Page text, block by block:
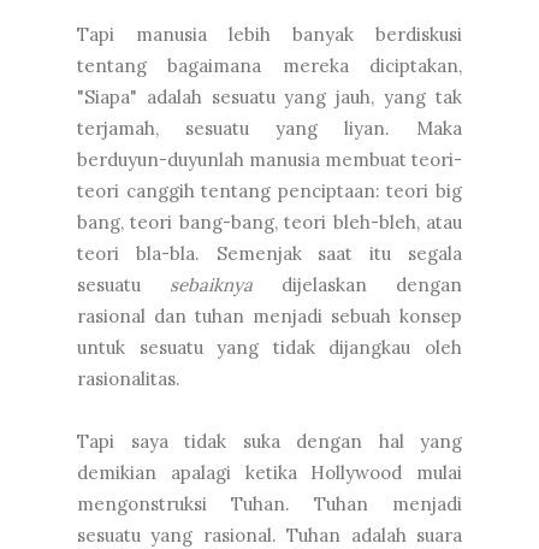
Tapi manusia lebih banyak berdiskusi
tentang bagaimana mereka diciptakan,
"Siapa" adalah sesuatu yang jauh, yang tak
terjamah, sesuatu yang liyan. Maka
berduyun-duyunlah manusia membuat teori-
teori canggih tentang penciptaan: teori big
bang, teori bang-bang, teori bleh-bleh, atau
teori bla-bla. Semenjak saat itu segala
sesuatu sebaiknya dijelaskan dengan
rasional dan tuhan menjadi sebuah konsep
untuk sesuatu yang tidak dijangkau oleh
rasionalitas.
Tapi saya tidak suka dengan hal yang
demikian apalagi ketika Hollywood mulai
mengonstruksi Tuhan. Tuhan menjadi
sesuatu yang rasional. Tuhan adalah suara